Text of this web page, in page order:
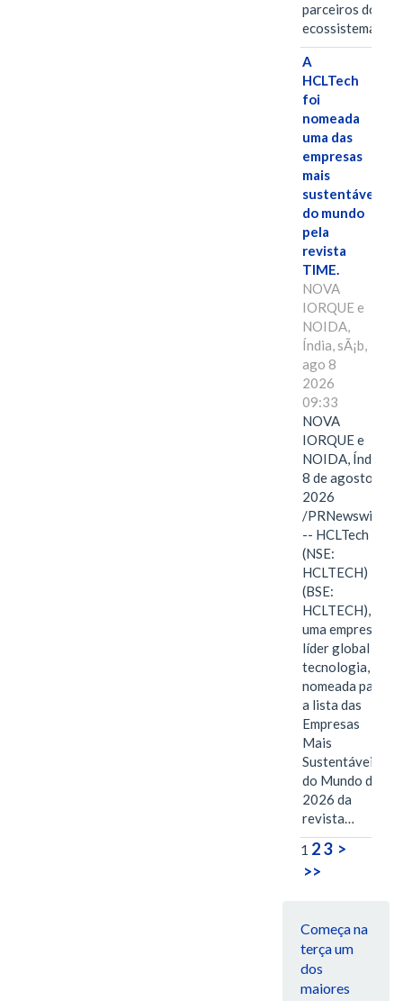
parceiros do
ecossistema.…
A
HCLTech
foi
nomeada
uma das
empresas
mais
sustentáveis
do mundo
pela
revista
TIME.
NOVA
IORQUE e
NOIDA,
Índia, sÃ¡b,
ago 8
2026
09:33
NOVA
IORQUE e
NOIDA, Índia,
8 de agosto de
2026
/PRNewswire/
-- HCLTech
(NSE:
HCLTECH)
(BSE:
HCLTECH),
uma empresa
líder global em
tecnologia, foi
nomeada para
a lista das
Empresas
Mais
Sustentáveis
do Mundo de
2026 da
revista…
1 23 >
>>
Começa na
terça um
dos
maiores